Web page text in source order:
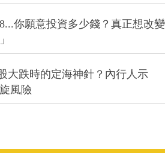
你願意投資多少錢？真正想改變
大跌時的定海神針？內行人示
風險